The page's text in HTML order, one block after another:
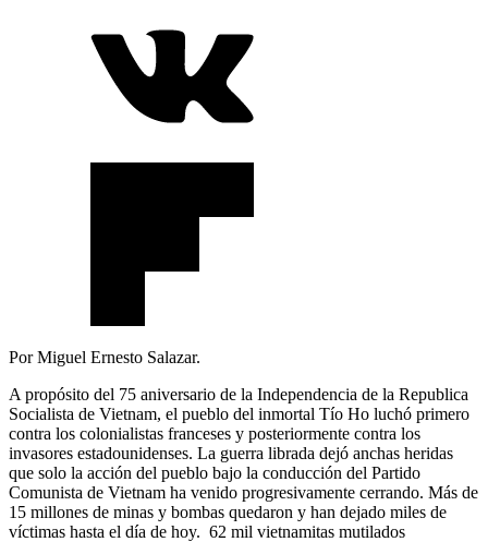
Por Miguel Ernesto Salazar.
A propósito del 75 aniversario de la Independencia de la Republica
Socialista de Vietnam, el pueblo del inmortal Tío Ho luchó primero
contra los colonialistas franceses y posteriormente contra los
invasores estadounidenses. La guerra librada dejó anchas heridas
que solo la acción del pueblo bajo la conducción del Partido
Comunista de Vietnam ha venido progresivamente cerrando. Más de
15 millones de minas y bombas quedaron y han dejado miles de
víctimas hasta el día de hoy. 62 mil vietnamitas mutilados